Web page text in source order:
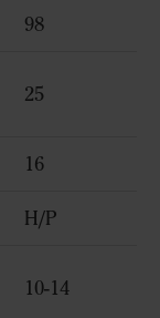
98
25
16
H/P
10-14